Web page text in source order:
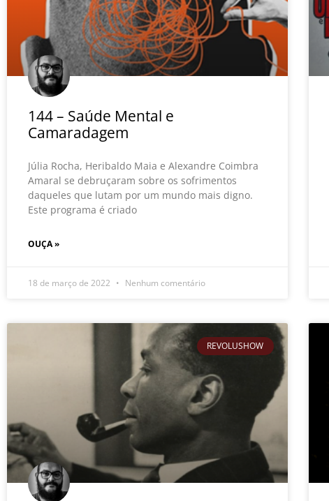
144 – Saúde Mental e
Camaradagem
Júlia Rocha, Heribaldo Maia e Alexandre Coimbra
Amaral se debruçaram sobre os sofrimentos
daqueles que lutam por um mundo mais digno.
Este programa é criado
OUÇA »
18 de março de 2022 Nenhum comentário
REVOLUSHOW